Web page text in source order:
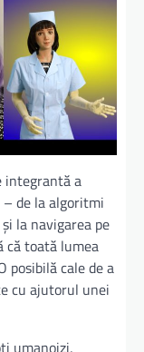
integrantă a
de la algoritmi
la navigarea pe
că toată lumea
posibilă cale de a
cu ajutorul unei